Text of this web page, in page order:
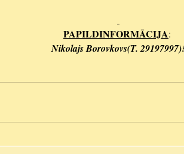
PAPILDINFORMĀCIJA:
Nikolajs Borovkovs(T.